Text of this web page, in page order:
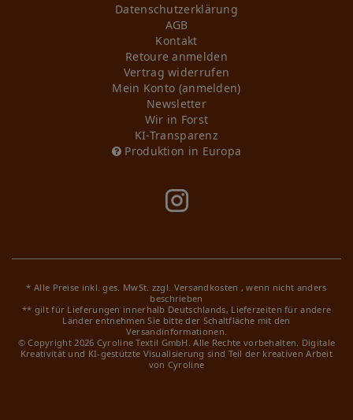
Daten­schutz­erklärung
AGB
Kontakt
Retoure anmelden
Vertrag widerrufen
Mein Konto (anmelden)
Newsletter
Wir in Forst
KI-Transparenz
Produktion in Europa
* Alle Preise inkl. ges. MwSt. zzgl. Versandkosten , wenn nicht anders
beschrieben
** gilt für Lieferungen innerhalb Deutschlands, Lieferzeiten für andere
Länder entnehmen Sie bitte der Schaltfläche mit den
Versandinformationen.
© Copyright 2026 Cyroline Textil GmbH. Alle Rechte vorbehalten. Digitale
Kreativität und KI-gestützte Visualisierung sind Teil der kreativen Arbeit
von Cyroline